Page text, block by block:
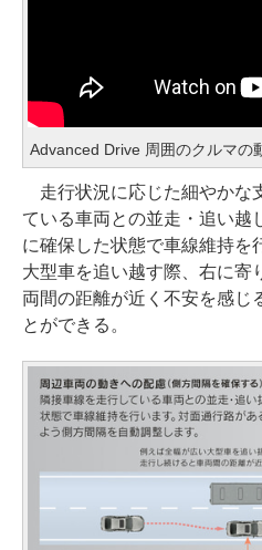
Advanced Drive 周囲のクルマの
走行状況に応じた細やかな
ている車両との並走・追い越
に確保した状態で車線維持を
大型車を追い越す際、右に寄
両間の距離が近く不安を感じ
とができる。